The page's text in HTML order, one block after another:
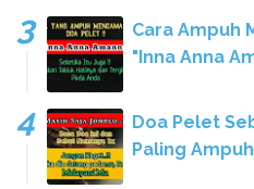
Cara Ampuh
"Inna Anna
Doa Pelet
Paling